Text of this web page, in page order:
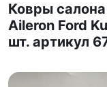
Ковры
Aileron Ford
шт. артикул